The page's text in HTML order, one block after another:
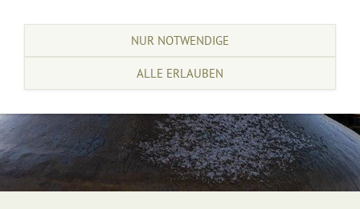
NUR NOTWENDIGE
ALLE ERLAUBEN